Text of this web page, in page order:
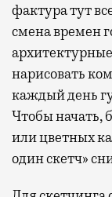
фактура тут
смена времен
нарисовать
каждый день
Чтобы начать,
или цветных
один скетч»